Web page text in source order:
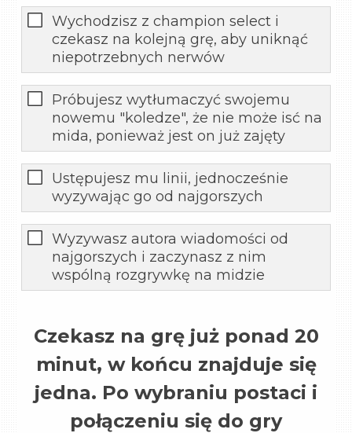
Wychodzisz z champion select i
czekasz na kolejną grę, aby uniknąć
niepotrzebnych nerwów
Próbujesz wytłumaczyć swojemu
nowemu "koledze", że nie może isć na
mida, ponieważ jest on już zajęty
Ustępujesz mu linii, jednocześnie
wyzywając go od najgorszych
Wyzywasz autora wiadomości od
najgorszych i zaczynasz z nim
wspólną rozgrywkę na midzie
Czekasz na grę już ponad 20
minut, w końcu znajduje się
jedna. Po wybraniu postaci i
połączeniu się do gry